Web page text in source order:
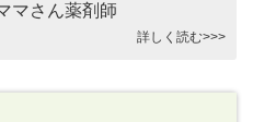
マさん薬剤師
詳しく読む>>>